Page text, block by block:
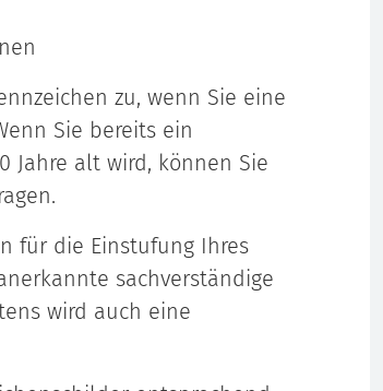
zu, wenn Sie eine
Sie bereits ein
Jahre alt wird, können Sie
für die Einstufung Ihres
sachverständige
wird auch eine